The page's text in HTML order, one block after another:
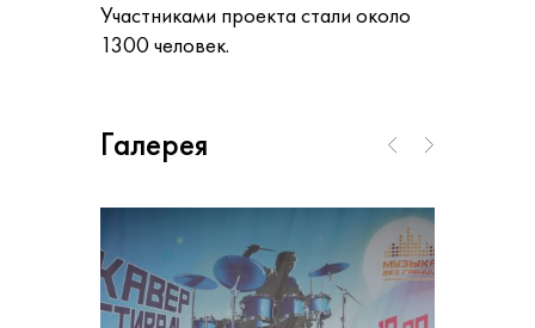
Участниками проекта стали около
1300 человек.
Галерея